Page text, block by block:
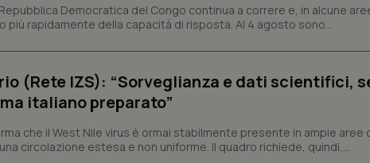
Repubblica Democratica del Congo continua a correre e, in alcune
più rapidamente della capacità di risposta. Al 4 agosto sono...
(Rete IZS): “Sorveglianza e dati scientifici,
italiano preparato”
che il West Nile virus è ormai stabilmente presente in ampie aree
circolazione estesa e non uniforme. Il quadro richiede, quindi,...
YouTube
.youtube.com
5 mesi 4
settimane
Questo cookie viene utilizzato
scelte di consenso e privacy
interazione con il sito. Registra i
impostazioni sulla privacy,
CookieScript
www.quotidianosanita.it
5 mesi 3
Questo cookie viene utilizzato
correttamente.
Questo cookie è impostato